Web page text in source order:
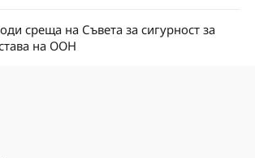
среща на Съвета за сигурност за
на ООН